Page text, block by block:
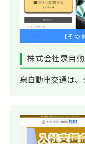
【そ
株式会社泉自
泉自動車交通は